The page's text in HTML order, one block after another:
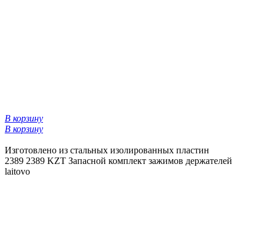
В корзину
В корзину
Изготовлено из стальных изолированных пластин
2389 2389 KZT Запасной комплект зажимов держателей
laitovo